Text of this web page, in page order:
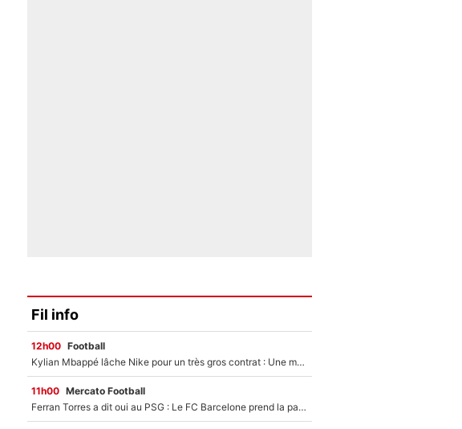
Fil info
12h00 Football
Kylian Mbappé lâche Nike pour un très gros contrat : Une marque «inattendue» va frapper très fort
11h00 Mercato Football
Ferran Torres a dit oui au PSG : Le FC Barcelone prend la parole alors qu'un transfert de l'attaquant espagnol prend forme